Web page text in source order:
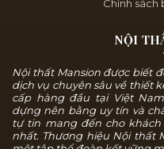
Chính sách
NỘI
Nội thất Mansion được biết
dịch vụ chuyên sâu về thiết
cấp hàng đầu tại Việt
dựng nên bằng uy tín và
tự tin mang đến cho
nhất. Thương hiệu Nội thất